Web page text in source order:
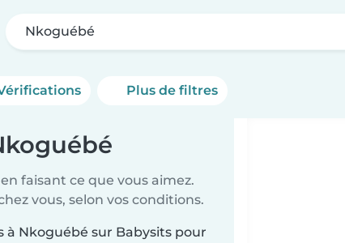
Nkoguébé
Plus de filtres
faisant ce que vous aimez.
vous, selon vos conditions.
à Nkoguébé sur Babysits pour